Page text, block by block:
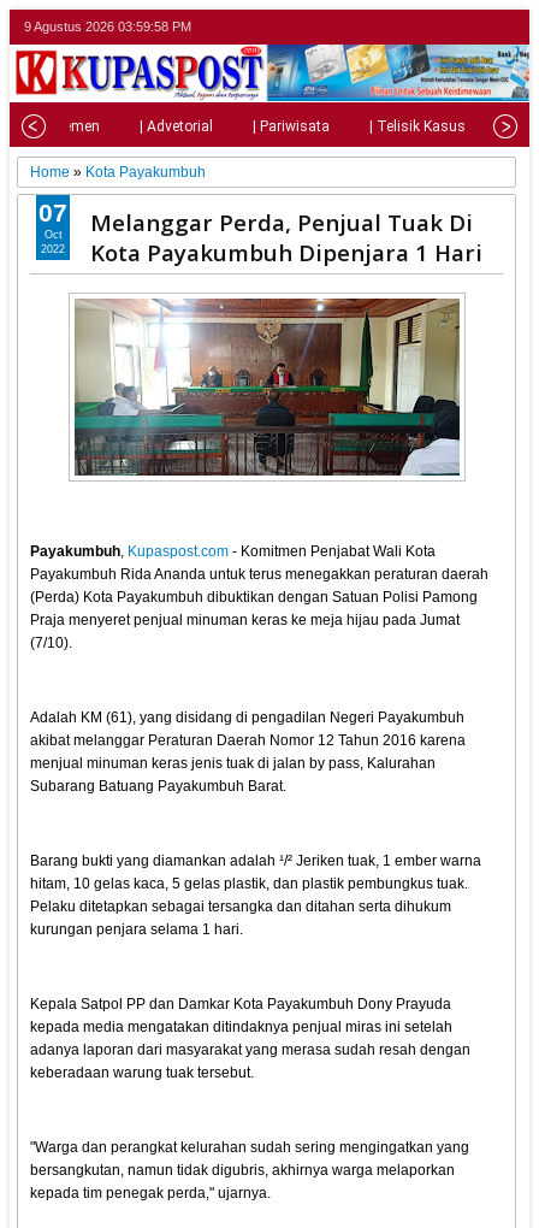
9 Agustus 2026 04:00:00 PM
| Parlemen | Advetorial | Pariwisata | Telisik Kasus |
Home » Kota Payakumbuh
Melanggar Perda, Penjual Tuak Di
Kota Payakumbuh Dipenjara 1 Hari
Payakumbuh, Kupaspost.com - Komitmen Penjabat Wali Kota
Payakumbuh Rida Ananda untuk terus menegakkan peraturan daerah
(Perda) Kota Payakumbuh dibuktikan dengan Satuan Polisi Pamong
Praja menyeret penjual minuman keras ke meja hijau pada Jumat
(7/10).
Adalah KM (61), yang disidang di pengadilan Negeri Payakumbuh
akibat melanggar Peraturan Daerah Nomor 12 Tahun 2016 karena
menjual minuman keras jenis tuak di jalan by pass, Kalurahan
Subarang Batuang Payakumbuh Barat.
Barang bukti yang diamankan adalah ¹/² Jeriken tuak, 1 ember warna
hitam, 10 gelas kaca, 5 gelas plastik, dan plastik pembungkus tuak.
Pelaku ditetapkan sebagai tersangka dan ditahan serta dihukum
kurungan penjara selama 1 hari.
Kepala Satpol PP dan Damkar Kota Payakumbuh Dony Prayuda
kepada media mengatakan ditindaknya penjual miras ini setelah
adanya laporan dari masyarakat yang merasa sudah resah dengan
keberadaan warung tuak tersebut.
"Warga dan perangkat kelurahan sudah sering mengingatkan yang
bersangkutan, namun tidak digubris, akhirnya warga melaporkan
kepada tim penegak perda," ujarnya.
07
Oct
2022